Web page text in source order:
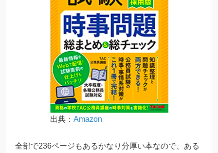
出典： Amazon
全部で236ページもあるかなり分厚い本なので、ある